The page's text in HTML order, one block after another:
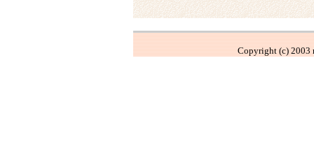
Copyright (c) 2003